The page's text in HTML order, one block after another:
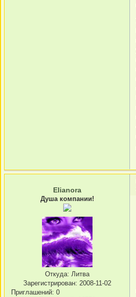
Elianora
Душа компании!
Откуда: Литва
Зарегистрирован: 2008-11-02
Приглашений: 0